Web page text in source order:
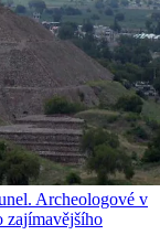
Archeologové v
zajímavějšího